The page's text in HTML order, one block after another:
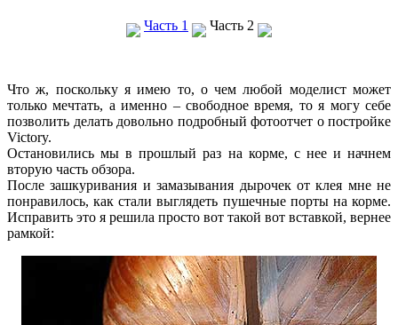
Часть 1 Часть 2
Что ж, поскольку я имею то, о чем любой моделист может
только мечтать, а именно – свободное время, то я могу себе
позволить делать довольно подробный фотоотчет о постройке
Victory.
Остановились мы в прошлый раз на корме, с нее и начнем
вторую часть обзора.
После зашкуривания и замазывания дырочек от клея мне не
понравилось, как стали выглядеть пушечные порты на корме.
Исправить это я решила просто вот такой вот вставкой, вернее
рамкой: